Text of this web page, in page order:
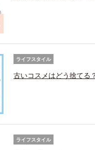
ライフスタイル
古いコスメはどう捨てる
ライフスタイル